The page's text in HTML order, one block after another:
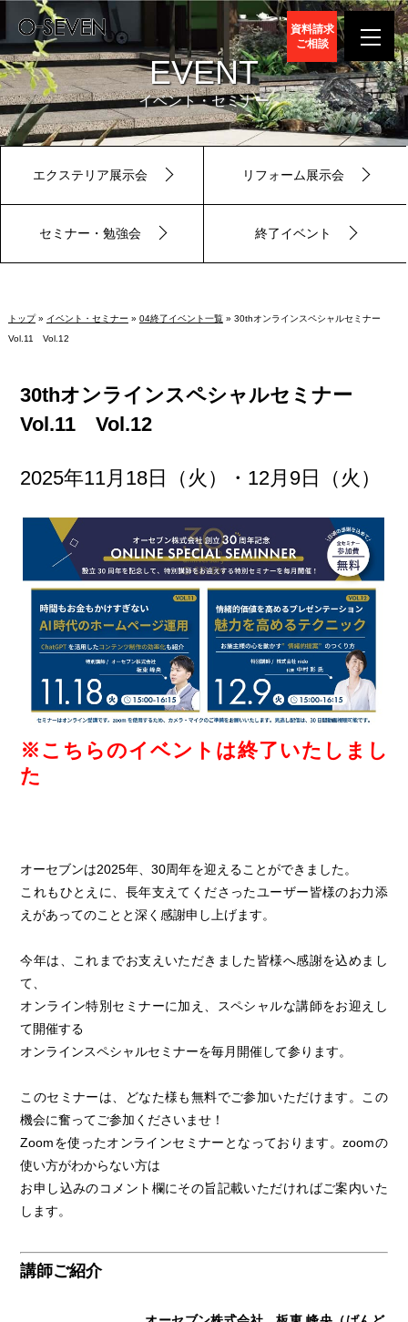
資料請求
ご相談
EVENT
イベント・セミナー
エクステリア展示会 リフォーム展示会
セミナー・勉強会 終了イベント
トップ» イベント・セミナー » 04終了イベント一覧» 30thオンラインスペシャルセミナー
Vol.11 Vol.12
30thオンラインスペシャルセミナー
Vol.11 Vol.12
2025年11月18日（火）・12月9日（火）
※こちらのイベントは終了いたしまし
た
オーセブンは2025年、30周年を迎えることができました。
これもひとえに、長年支えてくださったユーザー皆様のお力添
えがあってのことと深く感謝申し上げます。
今年は、これまでお支えいただきました皆様へ感謝を込めまし
て、
オンライン特別セミナーに加え、スペシャルな講師をお迎えし
て開催する
オンラインスペシャルセミナーを毎月開催して参ります。
このセミナーは、どなた様も無料でご参加いただけます。この
機会に奮ってご参加くださいませ！
Zoomを使ったオンラインセミナーとなっております。zoomの
使い方がわからない方は
お申し込みのコメント欄にその旨記載いただければご案内いた
します。
講師ご紹介